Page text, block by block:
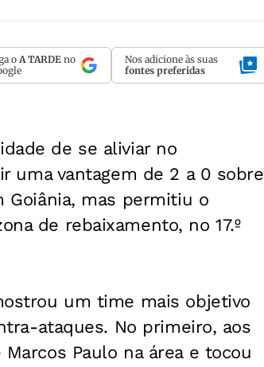
oA TARDE no
Nos adicione às suas
fontes preferidas
de se aliviar no
uma vantagem de 2 a 0 sobre
Goiânia, mas permitiu o
de rebaixamento, no 17.º
um time mais objetivo
ataques. No primeiro, aos
Paulo na área e tocou